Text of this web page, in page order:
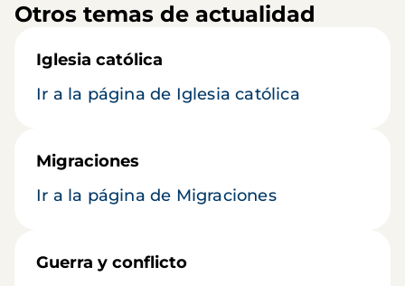
Otros temas de actualidad
Iglesia católica
Ir a la página de Iglesia católica
Migraciones
Ir a la página de Migraciones
Guerra y conflicto